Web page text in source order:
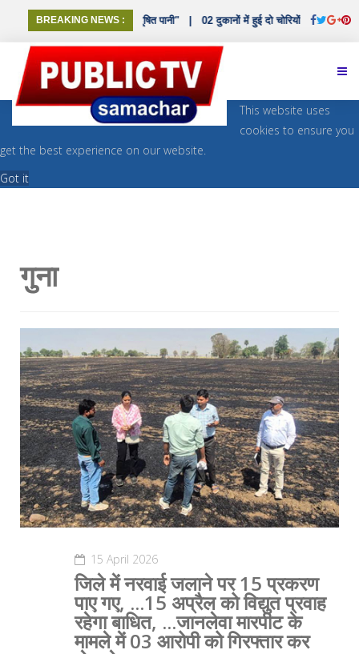
BREAKING NEWS :
वार्ड 11 में सप्लाई हो रहा दूषित पानी"|02 दुकानों में हुई दो चोरियों का पर्दाफाश, महिला
This website uses
cookies to ensure you
get the best experience on our website.
Got it
गुना
15 April 2026
जिले में नरवाई जलाने पर 15 प्रकरण
पाए गए, ...15 अप्रैल को विद्युत प्रवाह
रहेगा बाधित, ...जानलेवा मारपीट के
मामले में 03 आरोपी को गिरफ्तार कर